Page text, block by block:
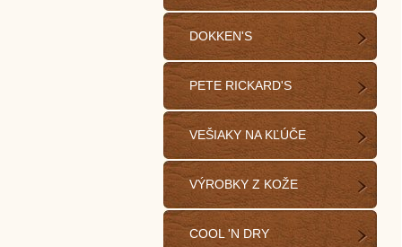
DOKKEN'S
PETE RICKARD'S
VEŠIAKY NA KĽÚČE
VÝROBKY Z KOŽE
COOL 'N DRY